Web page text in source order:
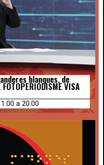
blanques, de
VISA
a 20.00